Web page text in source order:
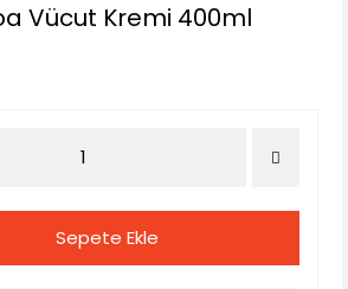
Vücut Kremi 400ml
Sepete Ekle